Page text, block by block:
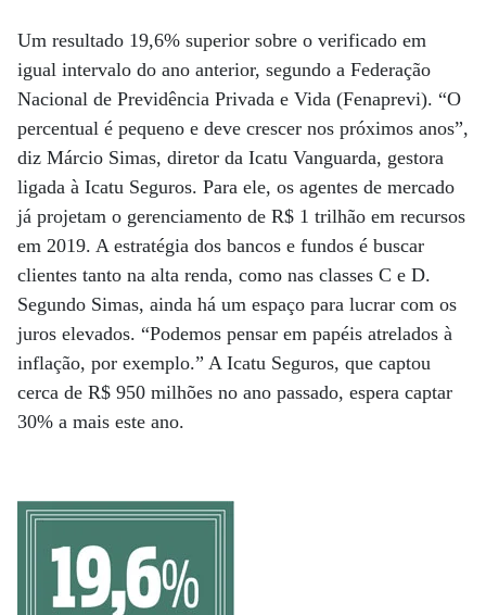
Um resultado 19,6% superior sobre o verificado em
igual intervalo do ano anterior, segundo a Federação
Nacional de Previdência Privada e Vida (Fenaprevi). “O
percentual é pequeno e deve crescer nos próximos anos”,
diz Márcio Simas, diretor da Icatu Vanguarda, gestora
ligada à Icatu Seguros. Para ele, os agentes de mercado
já projetam o gerenciamento de R$ 1 trilhão em recursos
em 2019. A estratégia dos bancos e fundos é buscar
clientes tanto na alta renda, como nas classes C e D.
Segundo Simas, ainda há um espaço para lucrar com os
juros elevados. “Podemos pensar em papéis atrelados à
inflação, por exemplo.” A Icatu Seguros, que captou
cerca de R$ 950 milhões no ano passado, espera captar
30% a mais este ano.